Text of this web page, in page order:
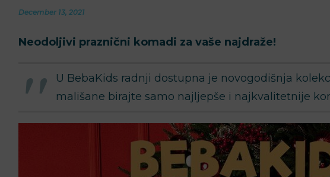
December 13, 2021
Neodoljivi praznični komadi za vaše najdraže!
U BebaKids radnji dostupna je novogodišnja
mališane birajte samo najljepše i najkvalitetnije